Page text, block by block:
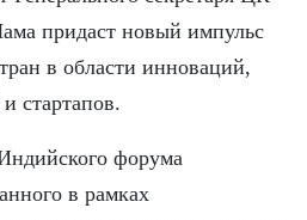
придаст новый импульс
в области инноваций,
стартапов.
форума
в рамках